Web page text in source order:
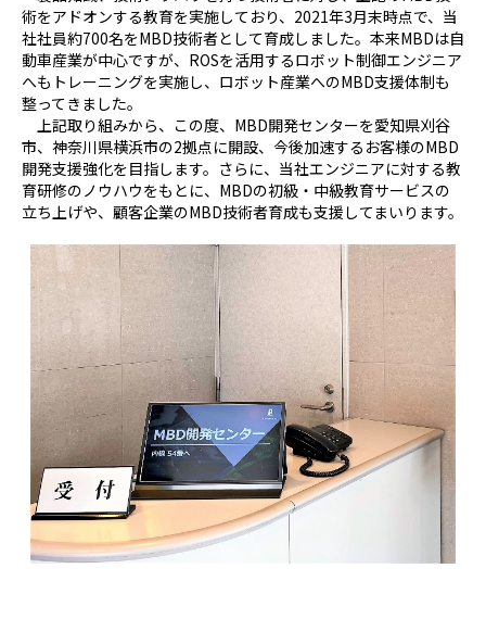
術をアドオンする教育を実施しており、2021年3月末時点で、当
社社員約700名をMBD技術者として育成しました。本来MBDは自
動車産業が中心ですが、ROSを活用するロボット制御エンジニア
へもトレーニングを実施し、ロボット産業へのMBD支援体制も
整ってきました。
上記取り組みから、この度、MBD開発センターを愛知県刈谷
市、神奈川県横浜市の2拠点に開設、今後加速するお客様のMBD
開発支援強化を目指します。さらに、当社エンジニアに対する教
育研修のノウハウをもとに、MBDの初級・中級教育サービスの
立ち上げや、顧客企業のMBD技術者育成も支援してまいります。